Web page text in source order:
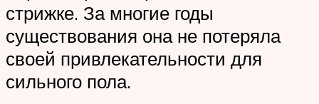
стрижке. За многие годы
существования она не потеряла
своей привлекательности для
сильного пола.